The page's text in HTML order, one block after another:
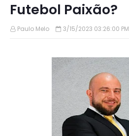
Futebol Paixão?
Paulo Melo 3/15/2023 03:26:00 PM